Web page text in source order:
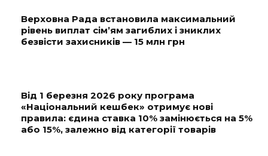
Верховна Рада встановила максимальний
рівень виплат сім’ям загиблих і зниклих
безвісти захисників — 15 млн грн
Від 1 березня 2026 року програма
«Національний кешбек» отримує нові
правила: єдина ставка 10% замінюється на 5%
або 15%, залежно від категорії товарів